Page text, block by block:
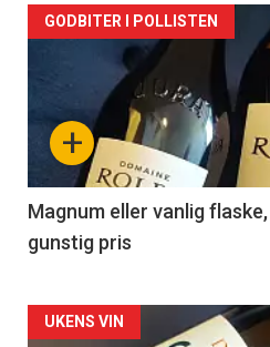
Forsiden
akkurat
nå
3
+
GODBITER I POLLISTEN
Magnum eller vanlig
gunstig pris
Forsiden
UKENS VIN